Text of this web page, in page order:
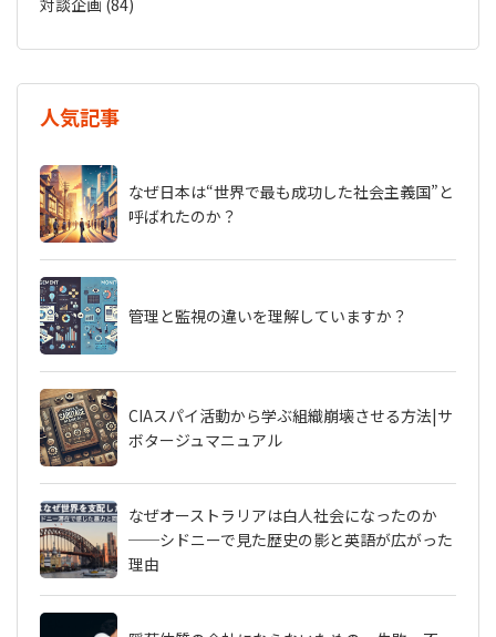
対談企画 (84)
人気記事
なぜ日本は“世界で最も成功した社会主義国”と
呼ばれたのか？
管理と監視の違いを理解していますか？
CIAスパイ活動から学ぶ組織崩壊させる方法|サ
ボタージュマニュアル
なぜオーストラリアは白人社会になったのか
──シドニーで見た歴史の影と英語が広がった
理由